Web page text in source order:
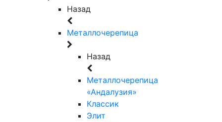
Назад
Металлочерепица
Назад
Металлочерепица
«Андалузия»
Классик
Элит